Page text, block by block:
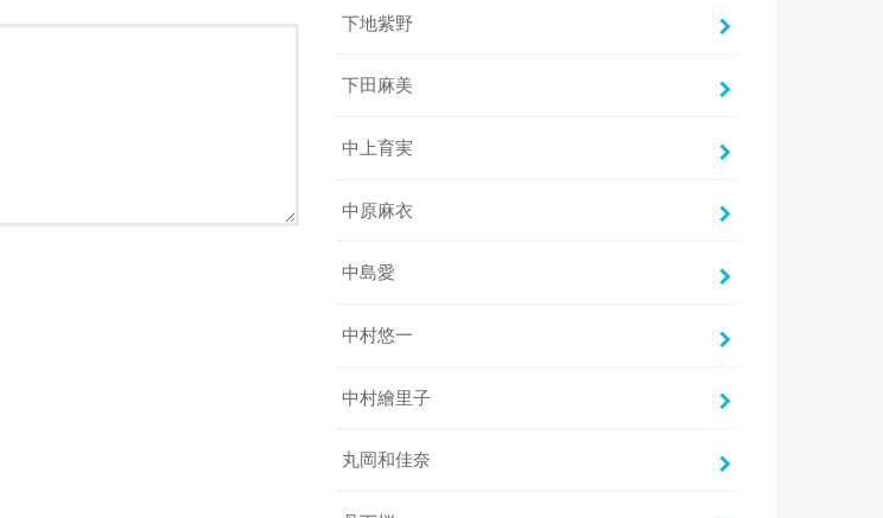
下地紫野
下田麻美
中上育実
中原麻衣
中島愛
中村悠一
中村繪里子
丸岡和佳奈